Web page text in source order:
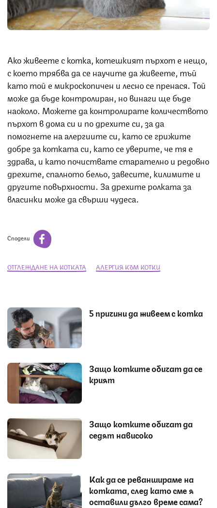
Снимка: iStock
Ако живеете с котка, котешкият пърхот е нещо,
с което трябва да се научите да живеете, тъй
като той е микроскопичен и лесно се пренася. Той
може да бъде контролиран, но винаги ще бъде
наоколо. Можете да контролирате количеството
пърхот в дома си и по дрехите си, за да
помогнете на алергиите си, като се грижите
добре за котката си, като се уверите, че тя е
здрава, и като почиствате старателно и редовно
дрехите, спалното бельо, завесите, килимите и
другите повърхности. За дрехите ролката за
власинки може да свърши чудеса.
Сподели
ОТГЛЕЖДАНЕ НА КОТКАТА АЛЕРГИЯ КЪМ КОТКИ
5 причини да живеем с котка
Защо котките обичат да се
крият
Защо котките обичат да
седят нависоко
Как да се реваншираме на
котката, след като сме я
оставили дълго време сама?